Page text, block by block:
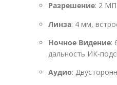
Разрешение: 2 МП
Линза: 4 мм,
Ночное Видение:
дальность ИК-
Аудио: